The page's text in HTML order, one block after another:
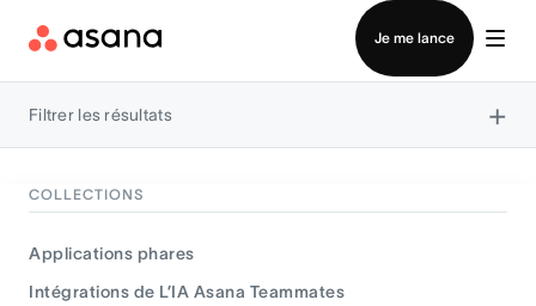
Je me lance
Contacter le service commercial
Filtrer les résultats ×
COLLECTIONS
Applications phares
Intégrations de L’IA Asana Teammates